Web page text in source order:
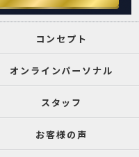
コンセプト
オンラインパーソナル
スタッフ
お客様の声